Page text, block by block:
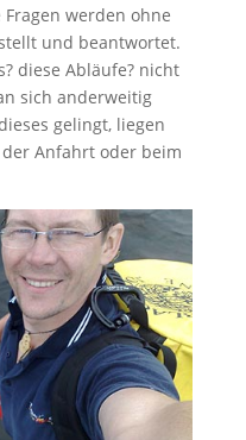
werden ohne
und beantwortet.
diese Abläufe? nicht
sich anderweitig
gelingt, liegen
Anfahrt oder beim